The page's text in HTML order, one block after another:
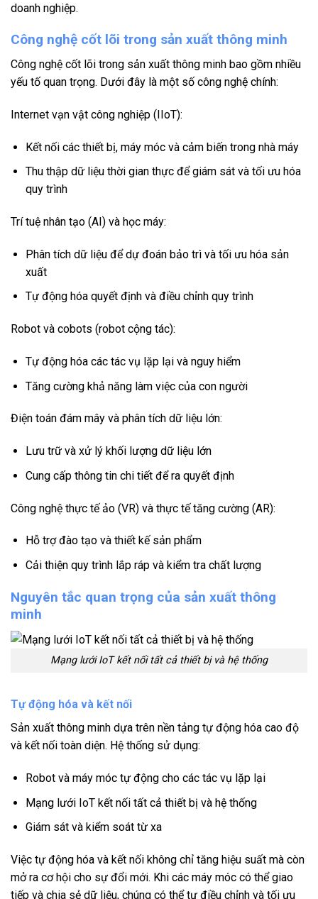
doanh nghiệp.
Công nghệ cốt lõi trong sản xuất thông minh
Công nghệ cốt lõi trong sản xuất thông minh bao gồm nhiều
yếu tố quan trọng. Dưới đây là một số công nghệ chính:
Internet vạn vật công nghiệp (IIoT):
Kết nối các thiết bị, máy móc và cảm biến trong nhà máy
Thu thập dữ liệu thời gian thực để giám sát và tối ưu hóa
quy trình
Trí tuệ nhân tạo (AI) và học máy:
Phân tích dữ liệu để dự đoán bảo trì và tối ưu hóa sản
xuất
Tự động hóa quyết định và điều chỉnh quy trình
Robot và cobots (robot cộng tác):
Tự động hóa các tác vụ lặp lại và nguy hiểm
Tăng cường khả năng làm việc của con người
Điện toán đám mây và phân tích dữ liệu lớn:
Lưu trữ và xử lý khối lượng dữ liệu lớn
Cung cấp thông tin chi tiết để ra quyết định
Công nghệ thực tế ảo (VR) và thực tế tăng cường (AR):
Hỗ trợ đào tạo và thiết kế sản phẩm
Cải thiện quy trình lắp ráp và kiểm tra chất lượng
Nguyên tắc quan trọng của sản xuất thông
minh
Mạng lưới IoT kết nối tất cả thiết bị và hệ thống
Tự động hóa và kết nối
Sản xuất thông minh dựa trên nền tảng tự động hóa cao độ
và kết nối toàn diện. Hệ thống sử dụng:
Robot và máy móc tự động cho các tác vụ lặp lại
Mạng lưới IoT kết nối tất cả thiết bị và hệ thống
Giám sát và kiểm soát từ xa
Việc tự động hóa và kết nối không chỉ tăng hiệu suất mà còn
mở ra cơ hội cho sự đổi mới. Khi các máy móc có thể giao
tiếp và chia sẻ dữ liệu, chúng có thể tự điều chỉnh và tối ưu